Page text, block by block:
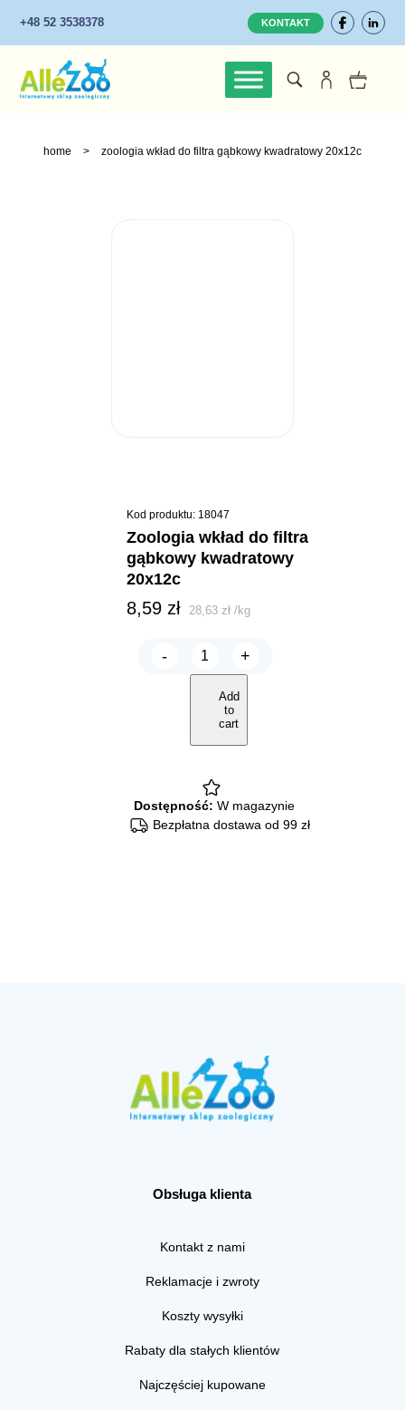
+48 52 3538378 KONTAKT
home > zoologia wkład do filtra gąbkowy kwadratowy 20x12c
Kod produktu: 18047
zoologia wkład do filtra
gąbkowy kwadratowy
20x12c
8,59 zł 28,63zł /kg
-
ZOOLOGIA
Wkład
filtra
gąbkowy
kwadratowy
20x12c
+
Add
to
cart
Dostępność: W magazynie
Bezpłatna dostawa od 99 zł
Obsługa klienta
Kontakt z nami
Reklamacje i zwroty
Koszty wysyłki
Rabaty dla stałych klientów
Najczęściej kupowane